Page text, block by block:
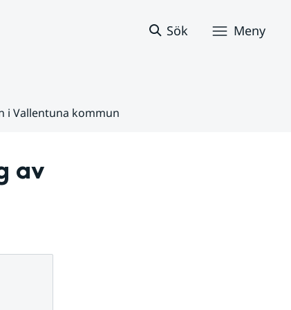
Sök Meny
i Vallentuna kommun
av